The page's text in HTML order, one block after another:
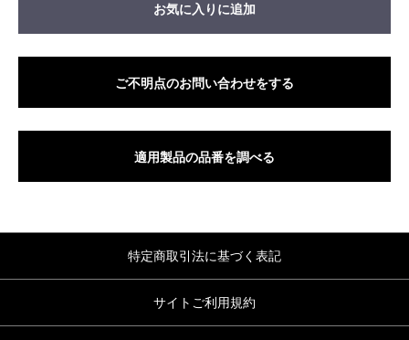
お気に入りに追加
ご不明点のお問い合わせをする
適用製品の品番を調べる
特定商取引法に基づく表記
サイトご利用規約